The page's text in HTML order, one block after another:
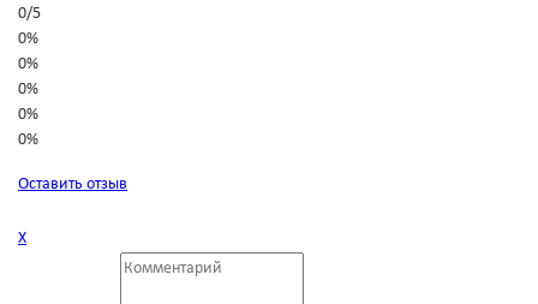
0/5
0%
0%
0%
0%
0%
Оставить отзыв
Х